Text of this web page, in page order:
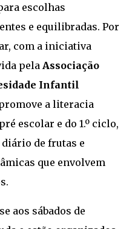
escolhas
e equilibradas. Por
com a iniciativa
pela Associação
Infantil
promove a literacia
escolar e do 1.º ciclo,
de frutas e
que envolvem
aos sábados de